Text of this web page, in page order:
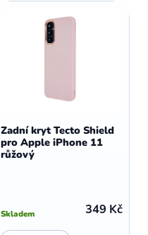
Zadní kryt Tecto Shield
pro Apple iPhone 11
růžový
Skladem 349 Kč